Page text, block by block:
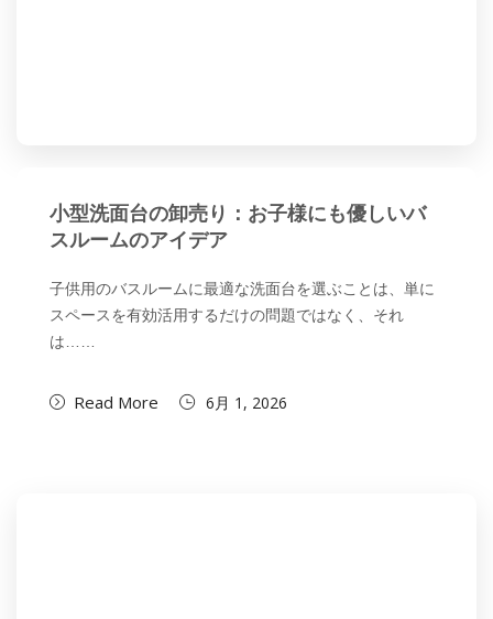
小型洗面台の卸売り：お子様にも優しいバ
スルームのアイデア
子供用のバスルームに最適な洗面台を選ぶことは、単に
スペースを有効活用するだけの問題ではなく、それ
は……
Read More 6月 1, 2026